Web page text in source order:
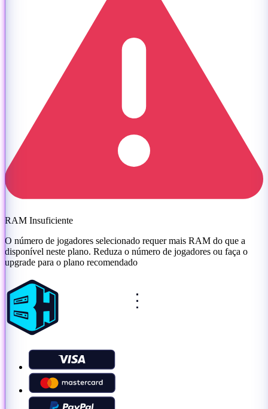
RAM Insuficiente
O número de jogadores selecionado requer mais RAM do que a
disponível neste plano. Reduza o número de jogadores ou faça o
upgrade para o plano recomendado